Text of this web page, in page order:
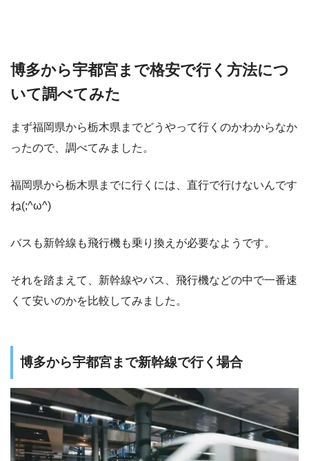
博多から宇都宮まで格安で行く方法につ
いて調べてみた
まず福岡県から栃木県までどうやって行くのかわからなか
ったので、調べてみました。
福岡県から栃木県までに行くには、直行で行けないんです
ね(;^ω^)
バスも新幹線も飛行機も乗り換えが必要なようです。
それを踏まえて、新幹線やバス、飛行機などの中で一番速
くて安いのかを比較してみました。
博多から宇都宮まで新幹線で行く場合